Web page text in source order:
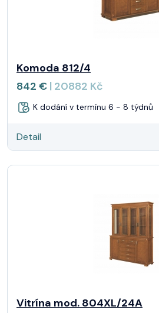
Komoda 812/4
842 € | 20882 Kč
K dodání v termínu 6 - 8 týdnů
Detail
Vitrína mod. 804XL/24A